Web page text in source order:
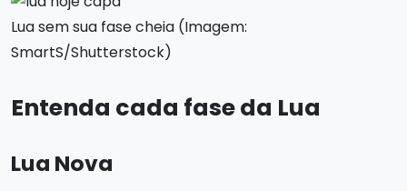
Lua sem sua fase cheia (Imagem:
SmartS/Shutterstock)
Entenda cada fase da Lua
Lua Nova